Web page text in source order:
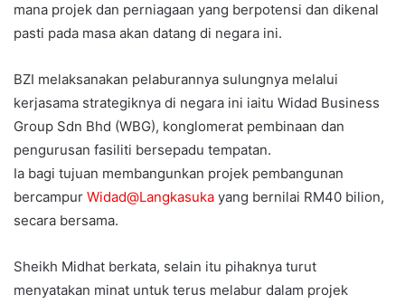
mana projek dan perniagaan yang berpotensi dan dikenal
pasti pada masa akan datang di negara ini.
BZI melaksanakan pelaburannya sulungnya melalui
kerjasama strategiknya di negara ini iaitu Widad Business
Group Sdn Bhd (WBG), konglomerat pembinaan dan
pengurusan fasiliti bersepadu tempatan.
Ia bagi tujuan membangunkan projek pembangunan
bercampur Widad@Langkasuka yang bernilai RM40 bilion,
secara bersama.
Sheikh Midhat berkata, selain itu pihaknya turut
menyatakan minat untuk terus melabur dalam projek